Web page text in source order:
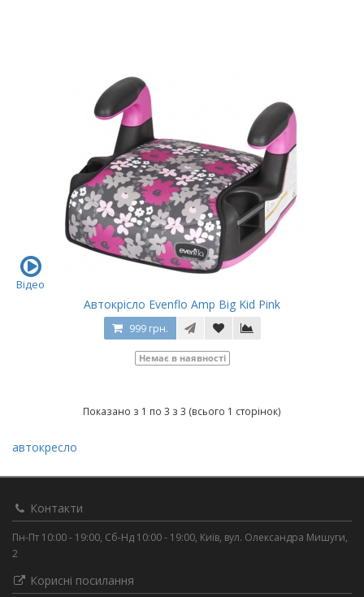
Відео
Автокрісло Evenflo Amp Big Kid Pink
999 грн.
Немає в наявності
Показано з 1 по 3 з 3 (всього 1 сторінок)
автокресло
Контакти
Пн-Пт 10:00 - 19:00, Сб-Нд 10:00 - 19:00, Київ, вул. Олександра Мишуги,
2
Корисні посилання